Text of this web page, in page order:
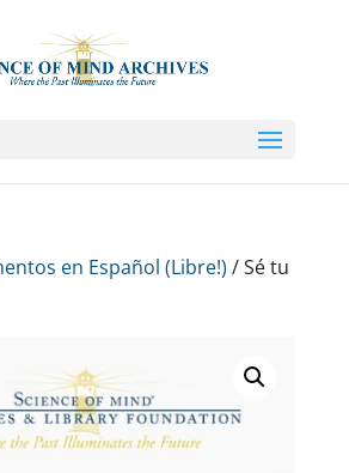
en Español (Libre!) / Sé tu